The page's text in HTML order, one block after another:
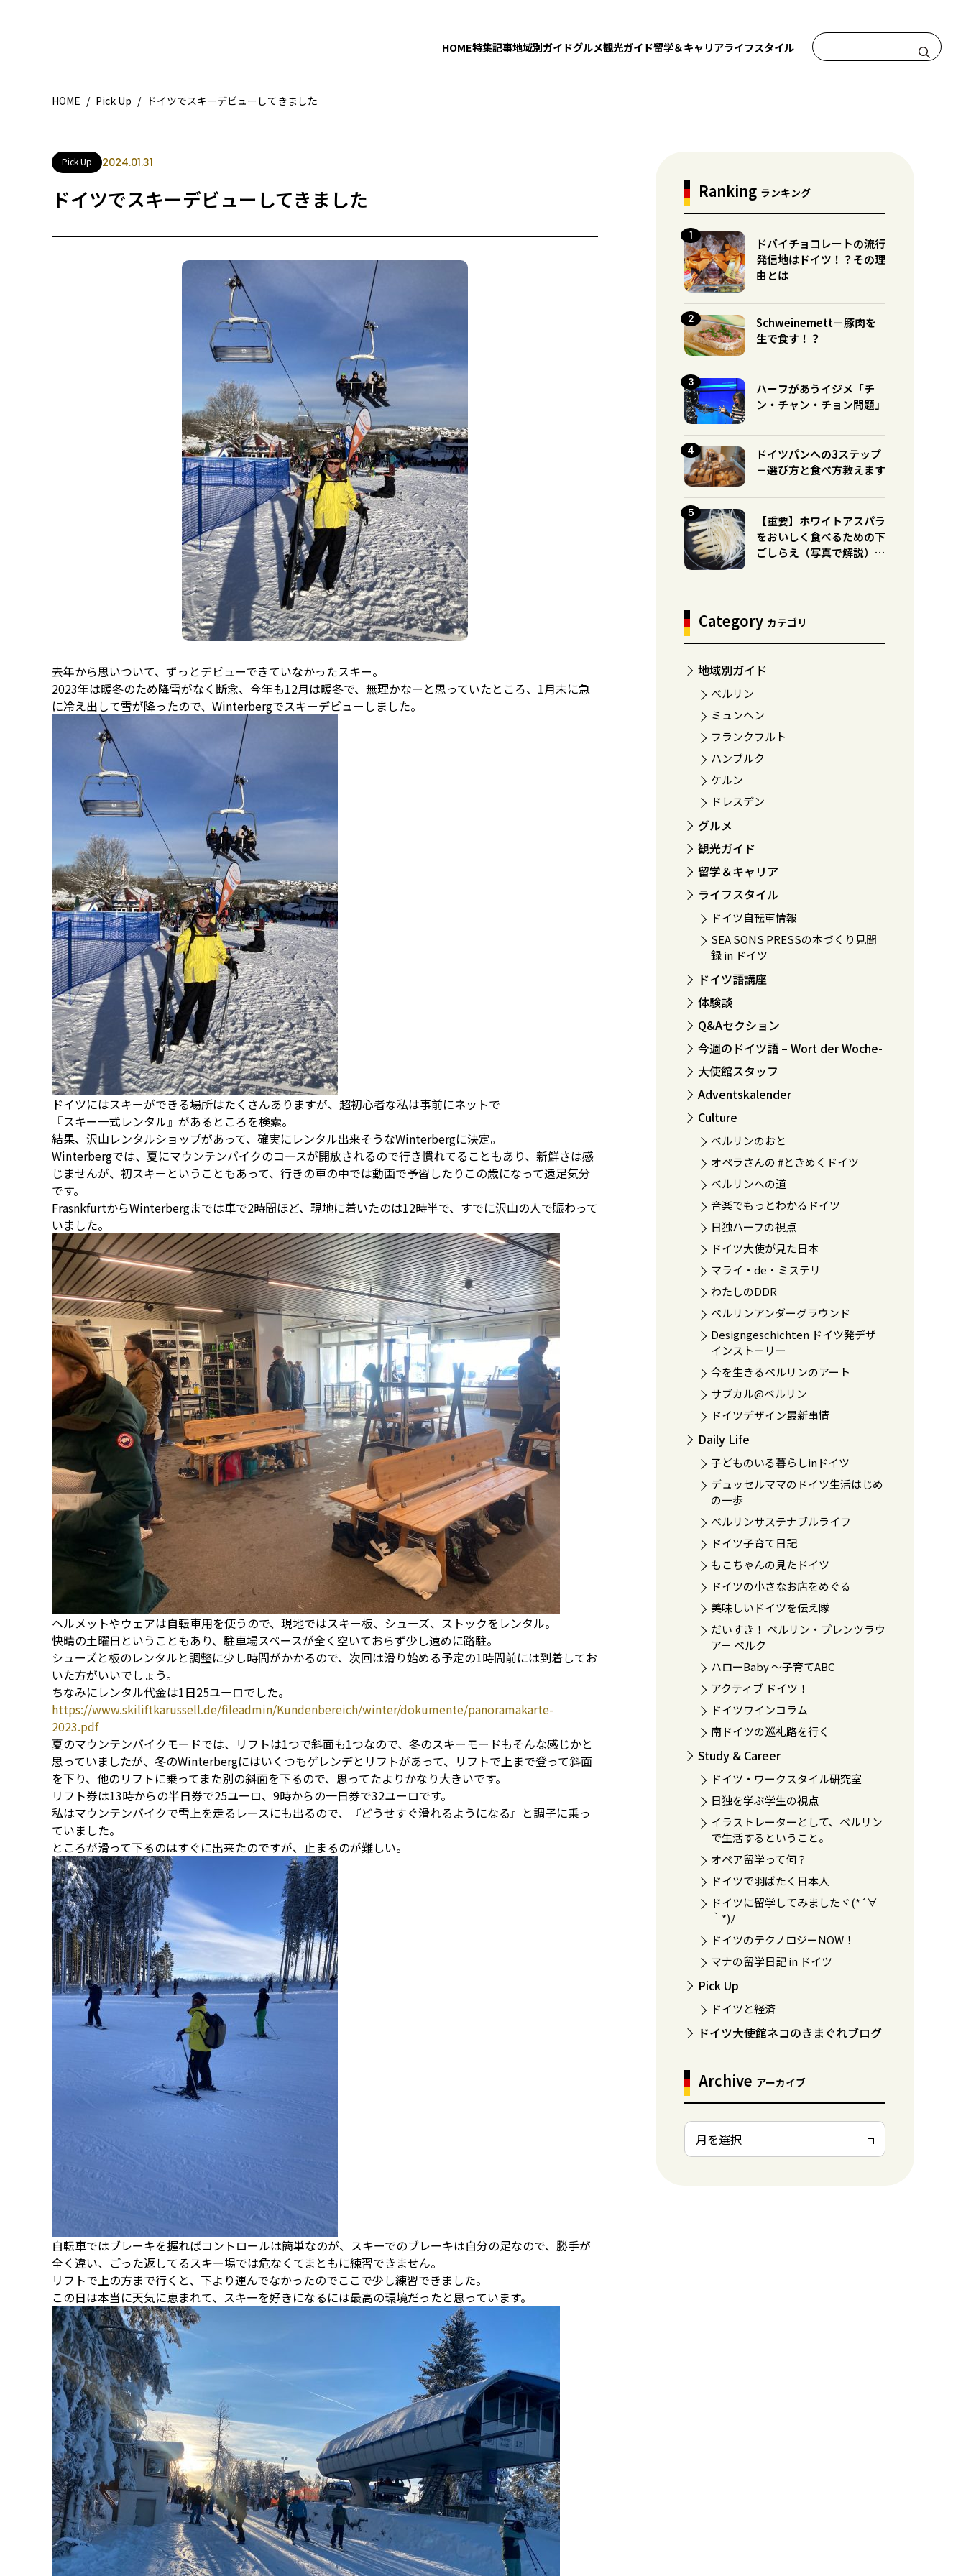
HOME特集記事地域別ガイドグルメ観光ガイド留学＆キャリアライフスタイル
HOME / Pick Up / ドイツでスキーデビューしてきました
Pick Up 2024.01.31
ドイツでスキーデビューしてきました
去年から思いついて、ずっとデビューできていなかったスキー。
2023年は暖冬のため降雪がなく断念、今年も12月は暖冬で、無理かなーと思っていたところ、1月末に急
に冷え出して雪が降ったので、Winterbergでスキーデビューしました。
ドイツにはスキーができる場所はたくさんありますが、超初心者な私は事前にネットで
『スキー一式レンタル』があるところを検索。
結果、沢山レンタルショップがあって、確実にレンタル出来そうなWinterbergに決定。
Winterbergでは、夏にマウンテンバイクのコースが開放されるので行き慣れてることもあり、新鮮さは感
じませんが、初スキーということもあって、行きの車の中では動画で予習したりこの歳になって遠足気分
です。
FrasnkfurtからWinterbergまでは車で2時間ほど、現地に着いたのは12時半で、すでに沢山の人で賑わって
いました。
ヘルメットやウェアは自転車用を使うので、現地ではスキー板、シューズ、ストックをレンタル。
快晴の土曜日ということもあり、駐車場スペースが全く空いておらず少し遠めに路駐。
シューズと板のレンタルと調整に少し時間がかかるので、次回は滑り始める予定の1時間前には到着してお
いた方がいいでしょう。
ちなみにレンタル代金は1日25ユーロでした。
https://www.skiliftkarussell.de/fileadmin/Kundenbereich/winter/dokumente/panoramakarte-
2023.pdf
夏のマウンテンバイクモードでは、リフトは1つで斜面も1つなので、冬のスキーモードもそんな感じかと
思っていましたが、冬のWinterbergにはいくつもゲレンデとリフトがあって、リフトで上まで登って斜面
を下り、他のリフトに乗ってまた別の斜面を下るので、思ってたよりかなり大きいです。
リフト券は13時からの半日券で25ユーロ、9時からの一日券で32ユーロです。
私はマウンテンバイクで雪上を走るレースにも出るので、『どうせすぐ滑れるようになる』と調子に乗っ
ていました。
ところが滑って下るのはすぐに出来たのですが、止まるのが難しい。
自転車ではブレーキを握ればコントロールは簡単なのが、スキーでのブレーキは自分の足なので、勝手が
全く違い、ごった返してるスキー場では危なくてまともに練習できません。
リフトで上の方まで行くと、下より運んでなかったのでここで少し練習できました。
この日は本当に天気に恵まれて、スキーを好きになるには最高の環境だったと思っています。
Ranking ランキング
ドバイチョコレートの流行
発信地はドイツ！？その理
由とは
Schweinemett－豚肉を
生で食す！？
ハーフがあうイジメ「チ
ン・チャン・チョン問題」
ドイツパンへの3ステップ
－選び方と食べ方教えます
【重要】ホワイトアスパラ
をおいしく食べるための下
ごしらえ（写真で解説）※
Category カテゴリ
地域別ガイド
ベルリン
ミュンヘン
フランクフルト
ハンブルク
ケルン
ドレスデン
グルメ
観光ガイド
留学＆キャリア
ライフスタイル
ドイツ自転車情報
SEA SONS PRESSの本づくり見聞
録 in ドイツ
ドイツ語講座
体験談
Q&Aセクション
今週のドイツ語 – Wort der Woche-
大使館スタッフ
Adventskalender
Culture
ベルリンのおと
オペラさんの #ときめくドイツ
ベルリンへの道
音楽でもっとわかるドイツ
日独ハーフの視点
ドイツ大使が見た日本
マライ・de・ミステリ
わたしのDDR
ベルリンアンダーグラウンド
Designgeschichten ドイツ発デザ
インストーリー
今を生きるベルリンのアート
サブカル@ベルリン
ドイツデザイン最新事情
Daily Life
子どものいる暮らしinドイツ
デュッセルママのドイツ生活はじめ
の一歩
ベルリンサステナブルライフ
ドイツ子育て日記
もこちゃんの見たドイツ
ドイツの小さなお店をめぐる
美味しいドイツを伝え隊
だいすき！ ベルリン・プレンツラウ
アー ベルク
ハローBaby 〜子育てABC
アクティブ ドイツ！
ドイツワインコラム
南ドイツの巡礼路を行く
Study & Career
ドイツ・ワークスタイル研究室
日独を学ぶ学生の視点
イラストレーターとして、ベルリン
で生活するということ。
オペア留学って何？
ドイツで羽ばたく日本人
ドイツに留学してみましたヾ(*´∀
｀*)ﾉ
ドイツのテクノロジーNOW！
マナの留学日記 in ドイツ
Pick Up
ドイツと経済
ドイツ大使館ネコのきまぐれブログ
Archive アーカイブ